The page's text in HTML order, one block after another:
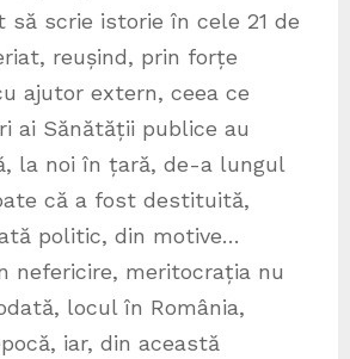
să scrie istorie în cele 21 de
reușind, prin forțe
ajutor extern, ceea ce
ai Sănătății publice au
la noi în țară, de-a lungul
că a fost destituită,
politic, din motive…
nefericire, meritocrația nu
locul în România,
iar, din această